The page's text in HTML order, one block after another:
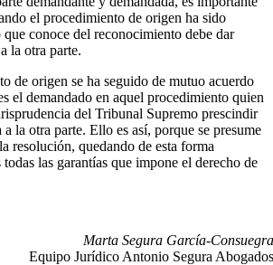
el procedimiento de origen ha sido
conoce del reconocimiento debe dar
la otra parte.
de origen se ha seguido de mutuo acuerdo
el demandado en aquel procedimiento quien
del Tribunal Supremo prescindir
la otra parte. Ello es así, porque se presume
resolución, quedando de esta forma
las garantías que impone el derecho de
Marta Segura García-Consuegra
Equipo Jurídico Antonio Segura Abogados